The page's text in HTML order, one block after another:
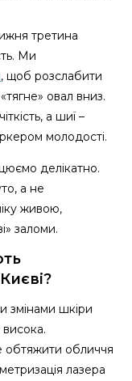
третина
Ми
, щоб розслабити
овал вниз.
а шиї –
молодості.
делікатно.
а не
живою,
заломи.
змінами шкіри
висока.
обтяжити обличчя
лазера